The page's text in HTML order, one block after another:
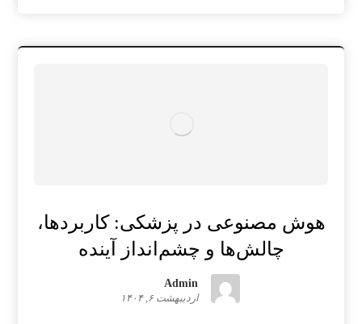
هوش مصنوعی در پزشکی: کاربردها،
چالش‌ها و چشم‌انداز آینده
Admin
اردیبهشت ۶, ۱۴۰۴